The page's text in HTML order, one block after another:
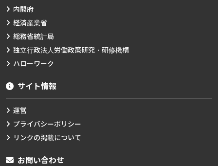
内閣府
経済産業省
総務省統計局
独立行政法人労働政策研究・研修機構
ハローワーク
サイト情報
運営
プライバシーポリシー
リンクの掲載について
お問い合わせ